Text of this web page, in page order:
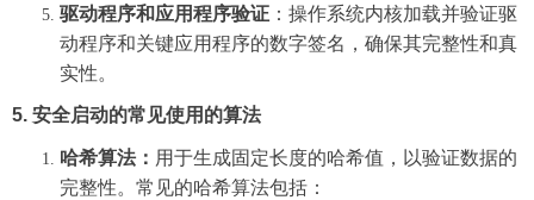
驱动程序和应用程序验证 ：操作系统内核加载并验证驱
动程序和关键应用程序的数字签名，确保其完整性和真
实性。
5. 安全启动的常见使用的算法
哈希算法： 用于生成固定长度的哈希值，以验证数据的
完整性。常见的哈希算法包括：